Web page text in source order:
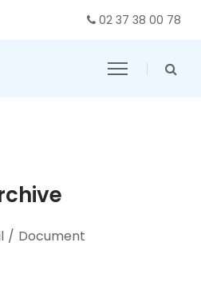
02 37 38 00 78
/ Document